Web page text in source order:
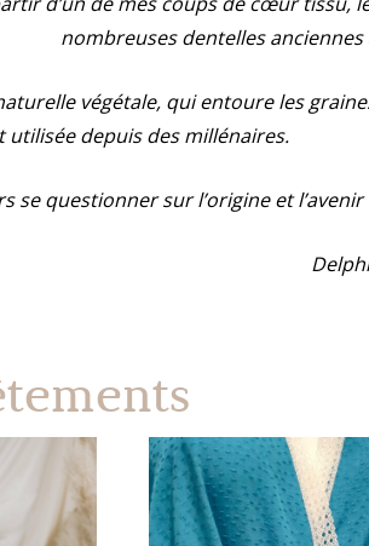
r d’un de mes coups de cœur tissu,
nombreuses dentelles
végétale, qui entoure les
utilisée depuis des millénaires.
se questionner sur l’origine et